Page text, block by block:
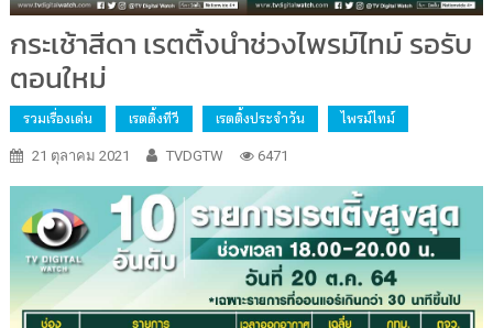
กระเช้าสีดา เรตติ้งนำช่วงไพรม์ไทม์ รอรับ
ตอนใหม่
รวมเรื่องเด่น เรตติ้งทีวี เรตติ้งประจำวัน ไพรม์ไทม์
21 ตุลาคม 2021 TVDGTW 6471